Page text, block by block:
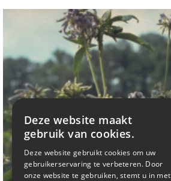
Deze website maakt
gebruik van cookies.
Deze website gebruikt cookies om uw
gebruikerservaring te verbeteren. Door
onze website te gebruiken, stemt u in met